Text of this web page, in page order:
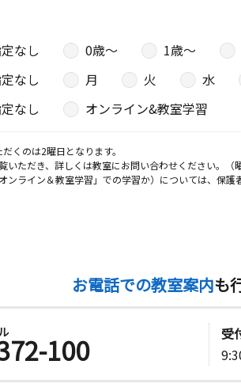
土
日
１６ アムー
土
日
９号
室
なし 0歳〜 1歳〜
なし 月 火 水
なし オンライン&教室学習
くのは2曜日となります。
ただき、詳しくは教室にお問い合わせください。（
ライン＆教室学習」での学習か）については、保護
お電話での教室案内も
100
受